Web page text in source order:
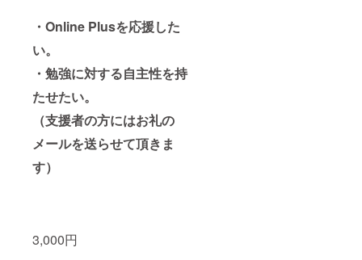
・Online Plusを応援した
い。
・勉強に対する自主性を持
たせたい。
（支援者の方にはお礼の
メールを送らせて頂きま
す）
3,000円